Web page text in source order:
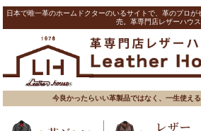
日本で唯一革のホームドクターのいるサイトで、革のプロが
売。革専門店レザーハウス
今良かったらいい革製品ではなく、一生使え